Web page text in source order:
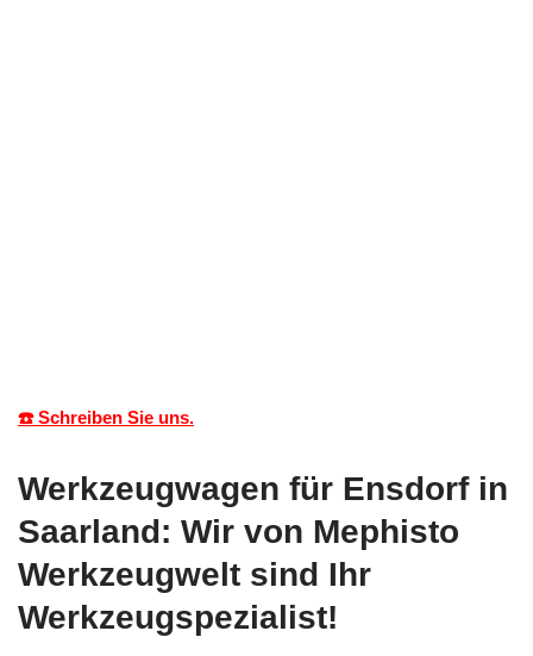
☎️ Schreiben Sie uns.
Werkzeugwagen für Ensdorf in
Saarland: Wir von Mephisto
Werkzeugwelt sind Ihr
Werkzeugspezialist!